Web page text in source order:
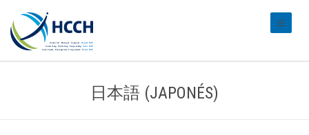
日本語 (JAPONÉS)